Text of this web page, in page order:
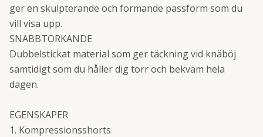
ger en skulpterande och formande passform som du
vill visa upp.
SNABBTORKANDE
Dubbelstickat material som ger täckning vid knäböj
samtidigt som du håller dig torr och bekväm hela
dagen.
EGENSKAPER
1. Kompressionsshorts